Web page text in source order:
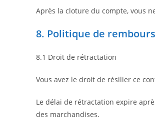
Après la cloture du compte, vous
8. Politique de
8.1 Droit de rétractation
Vous avez le droit de résilier ce
Le délai de rétractation expire
des marchandises.